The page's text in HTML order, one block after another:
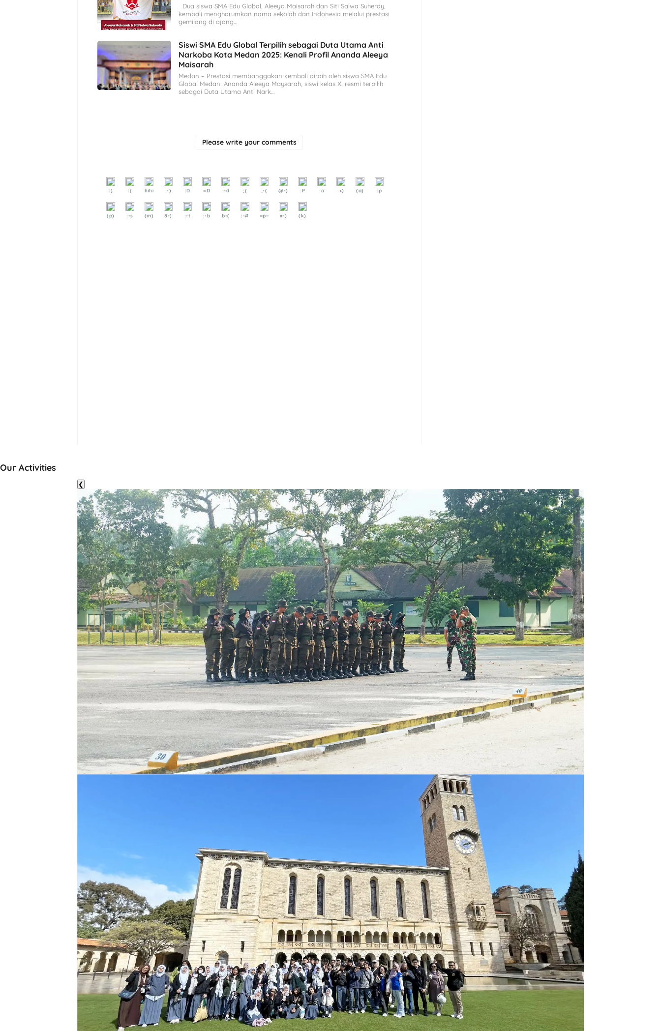
Dua siswa SMA Edu Global, Aleeya Maisarah dan Siti Salwa Suherdy,
kembali mengharumkan nama sekolah dan Indonesia melalui prestasi
gemilang di ajang…
Siswi SMA Edu Global Terpilih sebagai Duta Utama Anti
Narkoba Kota Medan 2025: Kenali Profil Ananda Aleeya
Maisarah
Medan – Prestasi membanggakan kembali diraih oleh siswa SMA Edu
Global Medan. Ananda Aleeya Maysarah, siswi kelas X, resmi terpilih
sebagai Duta Utama Anti Nark…
Please write your comments
:) :( hihi :-) :D =D :-d ;( ;-( @-) :P :o :>) (o) :p
(p) :-s (m) 8-) :-t :-b b-( :-# =p~ x-) (k)
Our Activities
❮